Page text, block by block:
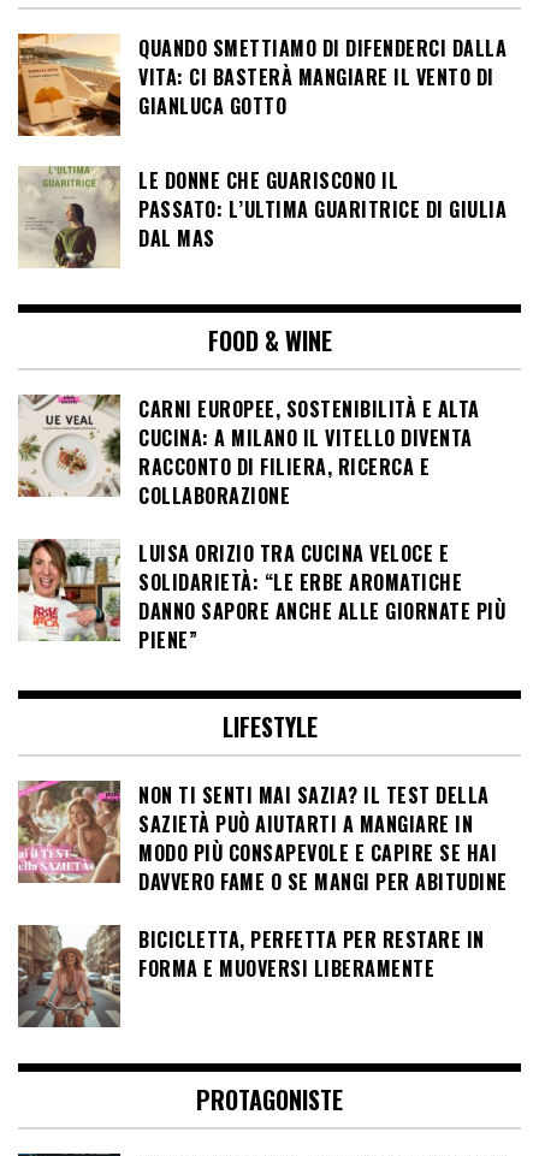
QUANDO SMETTIAMO DI DIFENDERCI DALLA
VITA: CI BASTERÀ MANGIARE IL VENTO DI
GIANLUCA GOTTO
LE DONNE CHE GUARISCONO IL
PASSATO: L’ULTIMA GUARITRICE DI GIULIA
DAL MAS
FOOD & WINE
CARNI EUROPEE, SOSTENIBILITÀ E ALTA
CUCINA: A MILANO IL VITELLO DIVENTA
RACCONTO DI FILIERA, RICERCA E
COLLABORAZIONE
LUISA ORIZIO TRA CUCINA VELOCE E
SOLIDARIETÀ: “LE ERBE AROMATICHE
DANNO SAPORE ANCHE ALLE GIORNATE PIÙ
PIENE”
LIFESTYLE
NON TI SENTI MAI SAZIA? IL TEST DELLA
SAZIETÀ PUÒ AIUTARTI A MANGIARE IN
MODO PIÙ CONSAPEVOLE E CAPIRE SE HAI
DAVVERO FAME O SE MANGI PER ABITUDINE
BICICLETTA, PERFETTA PER RESTARE IN
FORMA E MUOVERSI LIBERAMENTE
PROTAGONISTE